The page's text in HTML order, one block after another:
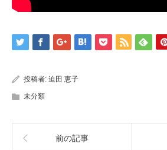
投稿者: 迫田 恵子
未分類
前の記事